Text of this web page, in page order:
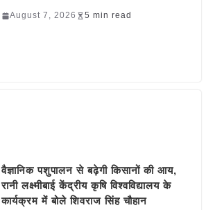
August 7, 2026 5 min read
वैज्ञानिक पशुपालन से बढ़ेगी किसानों की आय,
रानी लक्ष्मीबाई केंद्रीय कृषि विश्वविद्यालय के
कार्यक्रम में बोले शिवराज सिंह चौहान